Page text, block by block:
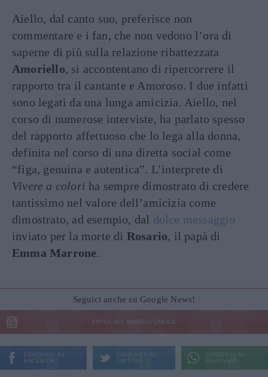
Aiello, dal canto suo, preferisce non
commentare e i fan, che non vedono l’ora di
saperne di più sulla relazione ribattezzata
Amoriello, si accontentano di ripercorrere il
rapporto tra il cantante e Amoroso. I due infatti
sono legati da una lunga amicizia. Aiello, nel
corso di numerose interviste, ha parlato spesso
del rapporto affettuoso che lo lega alla donna,
definita nel corso di una diretta social come
“figa, genuina e autentica”. L’interprete di
Vivere a colori ha sempre dimostrato di credere
tantissimo nel valore dell’amicizia come
dimostrato, ad esempio, dal dolce messaggio
inviato per la morte di Rosario, il papà di
Emma Marrone.
Seguici anche su Google News!
ENTRA NEL NOSTRO CANALE
CONDIVIDI SU
FACEBOOK
CONDIVIDI SU
TWITTER
CONDIVIDI SU
WHATSAPP